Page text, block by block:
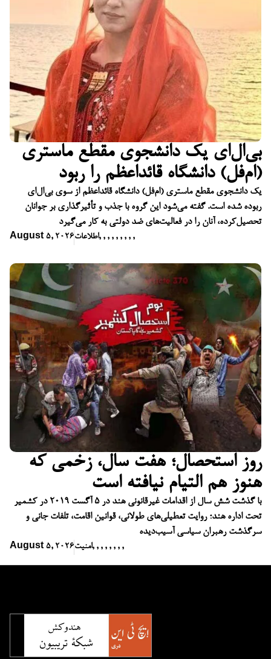
بی‌ال‌ای یک دانشجوی مقطع ماستری
(ام‌فل) دانشگاه قائداعظم را ربود
یک دانشجوی مقطع ماستری (ام‌فل) دانشگاه قائداعظم از سوی بی‌ال‌ای
ربوده شده است. گفته می‌شود این گروه با جذب و تأثیرگذاری بر جوانان
تحصیل‌کرده، آنان را در فعالیت‌های ضد دولتی به کار می‌گیرد
August 5, 2026اطلاعات, , , , , , , , ,
روز استحصال؛ هفت سال، زخمی که
هنوز هم التیام نیافته است
با گذشت شش سال از اقدامات غیرقانونی هند در ۵ آگست ۲۰۱۹ در کشمیر
تحت اداره هند؛ روایت تعطیلی‌های طولانی، قوانین اقامت، تلفات جانی و
سرگذشت رهبران سیاسی آسیب‌دیده
August 5, 2026امنیت, , , , , , , ,